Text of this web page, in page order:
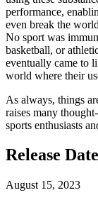
performance,
even break the
No sport was
basketball, or
eventually came to
world where their
As always, things
raises many
sports enthusiasts
Release Date
August 15, 2023